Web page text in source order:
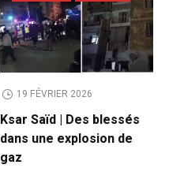
19 FÉVRIER 2026
Ksar Saïd | Des blessés
dans une explosion de
gaz